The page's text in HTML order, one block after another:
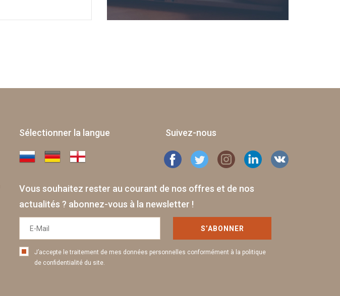
Sélectionner la langue Suivez-nous
Vous souhaitez rester au courant de nos offres et de nos
actualités ? abonnez-vous à la newsletter !
S’ABONNER
J’accepte le traitement de mes données personnelles conformément à la politique
de confidentialité du site.